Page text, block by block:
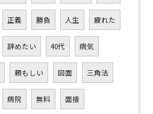
正義 勝負 人生 疲れた
辞めたい 40代 病気
頼もしい 図面 三角法
病院 無料 面接